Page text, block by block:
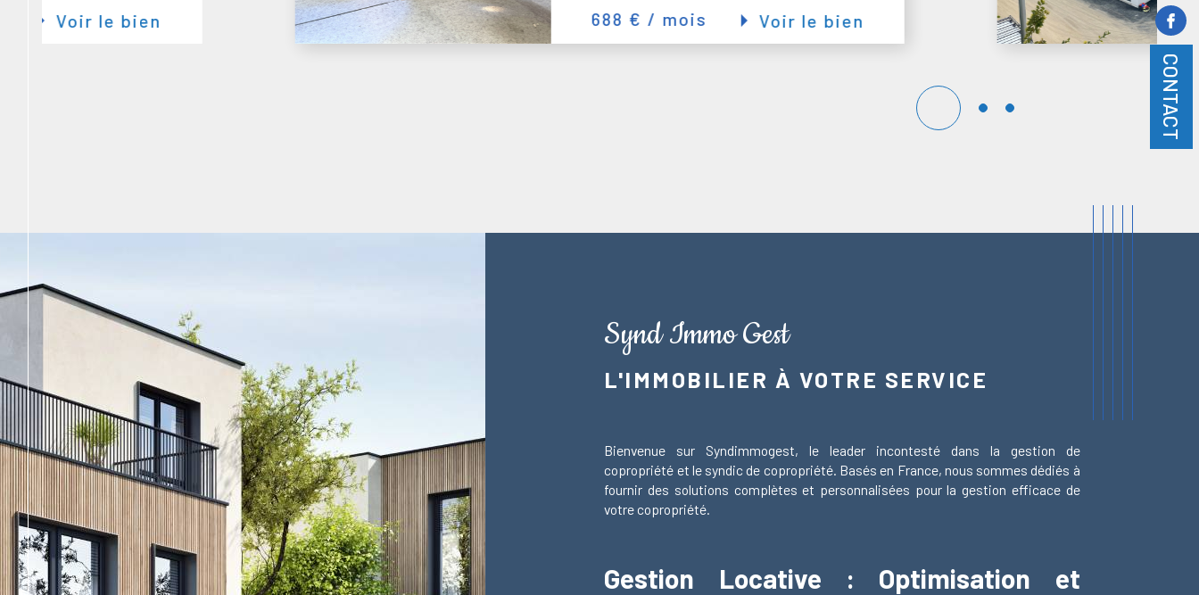
CONTACT
Voir le bien 688 € / mois Voir le bien
Synd Immo Gest
L'IMMOBILIER À VOTRE SERVICE
Bienvenue sur Syndimmogest, le leader incontesté dans la gestion de
copropriété et le syndic de copropriété. Basés en France, nous sommes dédiés à
fournir des solutions complètes et personnalisées pour la gestion efficace de
votre copropriété.
Gestion Locative : Optimisation et